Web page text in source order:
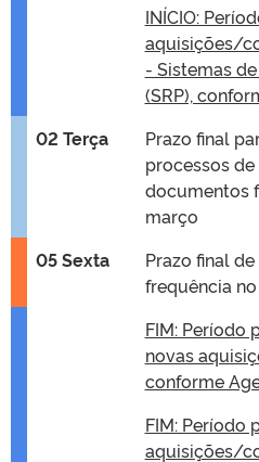
INÍCIO:
aquisições/
- Sistemas
(SRP),
02 Terça
Prazo final
processos
documentos
março
05 Sexta
Prazo final
frequência
FIM: Período
novas
conforme
FIM: Período
aquisições/